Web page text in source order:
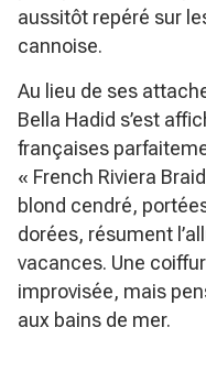
aussitôt repéré sur
cannoise.
Au lieu de ses
Bella Hadid s’est
françaises
« French Riviera
blond cendré,
dorées, résument
vacances. Une
improvisée, mais
aux bains de mer.